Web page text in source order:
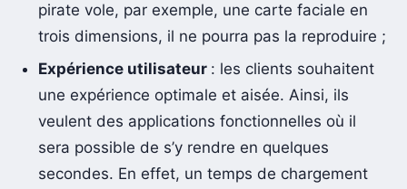
pirate vole, par exemple, une carte faciale en
trois dimensions, il ne pourra pas la reproduire ;
Expérience utilisateur : les clients souhaitent
une expérience optimale et aisée. Ainsi, ils
veulent des applications fonctionnelles où il
sera possible de s’y rendre en quelques
secondes. En effet, un temps de chargement